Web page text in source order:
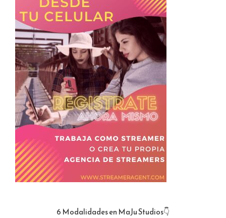
6 Modalidades en MaJu Studios👇